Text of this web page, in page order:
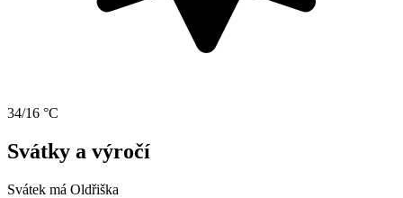
34/16 °C
Svátky a výročí
Svátek má Oldřiška